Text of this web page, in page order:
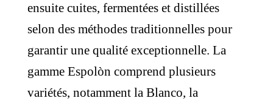
ensuite cuites, fermentées et distillées
selon des méthodes traditionnelles pour
garantir une qualité exceptionnelle. La
gamme Espolòn comprend plusieurs
variétés, notamment la Blanco, la